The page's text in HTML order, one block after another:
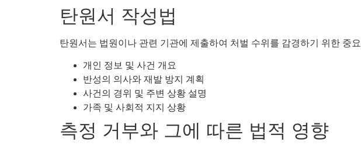
탄원서 작성법
탄원서는 법원이나 관련 기관에 제출하여 처벌 수위를 감경하기 위한 중
개인 정보 및 사건 개요
반성의 의사와 재발 방지 계획
사건의 경위 및 주변 상황 설명
가족 및 사회적 지지 상황
측정 거부와 그에 따른 법적 영향